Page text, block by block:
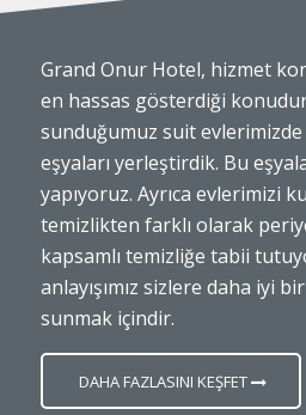
Grand Onur Hotel, hizmet
en hassas gösterdiği
sunduğumuz suit
eşyaları yerleştirdik. Bu
yapıyoruz. Ayrıca evlerimizi
temizlikten farklı olarak
kapsamlı temizliğe tabii
anlayışımız sizlere daha iyi
sunmak içindir.
DAHA FAZLASINI KEŞFET